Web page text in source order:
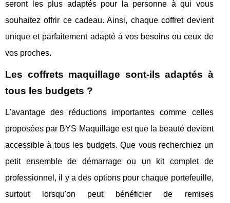
seront les plus adaptés pour la personne à qui vous
souhaitez offrir ce cadeau. Ainsi, chaque coffret devient
unique et parfaitement adapté à vos besoins ou ceux de
vos proches.
Les coffrets maquillage sont-ils adaptés à
tous les budgets ?
L'avantage des réductions importantes comme celles
proposées par BYS Maquillage est que la beauté devient
accessible à tous les budgets. Que vous recherchiez un
petit ensemble de démarrage ou un kit complet de
professionnel, il y a des options pour chaque portefeuille,
surtout lorsqu'on peut bénéficier de remises